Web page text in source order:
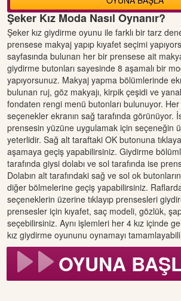
Şeker Kız Moda Nasıl Oynanır?
Şeker kız giydirme oyunu ile farklı bir tarz
prensese makyaj yapıp kıyafet seçimi
sayfasında bulunan her bir prensese ait
giydirme butonları sayesinde 8 aşamalı bir
yapıyorsunuz. Makyaj yapma bölümlerinde
bulunan ruj, göz makyajı, kirpik çeşidi ve
fondaten rengi menü butonları bulunuyor.
seçenekler ekranın sağ tarafında görünüyor.
prensesin yüzüne uygulamak için seçeneğin
yeterlidir. Sağ alt taraftaki OK butonuna
aşamaya geçiş yapabilirsiniz. Giydirme
tarafında giysi dolabı ve sol tarafında ise
Dolabın alt tarafındaki sağ ve sol ok
diğer bölmelerine geçiş yapabilirsiniz.
seçeneklerin üzerine tıklayıp prensesleri
prensesler için kıyafet, saç modeli, gözlük,
seçebilirsiniz. Aynı işlemleri her 4 kız içinde
kız giydirme oyununu oynamayı
OYUNA